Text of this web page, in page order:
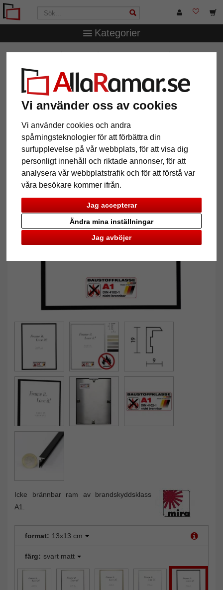
Vi använder oss av cookies
Vi använder cookies och andra
spårningsteknologier för att förbättra din
surfupplevelse på vår webbplats, för att visa dig
personligt innehåll och riktade annonser, för att
analysera vår webbplatstrafik och för att förstå var
våra besökare kommer ifrån.
Jag accepterar
Jag avböjer
Ändra mina inställningar
Kategorier
Klassificerad standard A1
brandskyddsram "Econ kantig"
Icke brännbar ram av brandskyddsklass
A1.
format: 13x13 cm
färg: svart matt